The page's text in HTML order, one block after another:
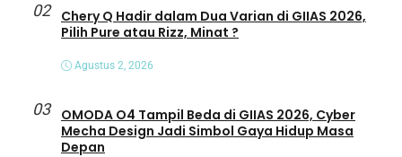
02
Chery Q Hadir dalam Dua Varian di GIIAS 2026,
Pilih Pure atau Rizz, Minat ?
Agustus 2, 2026
03
OMODA O4 Tampil Beda di GIIAS 2026, Cyber
Mecha Design Jadi Simbol Gaya Hidup Masa
Depan